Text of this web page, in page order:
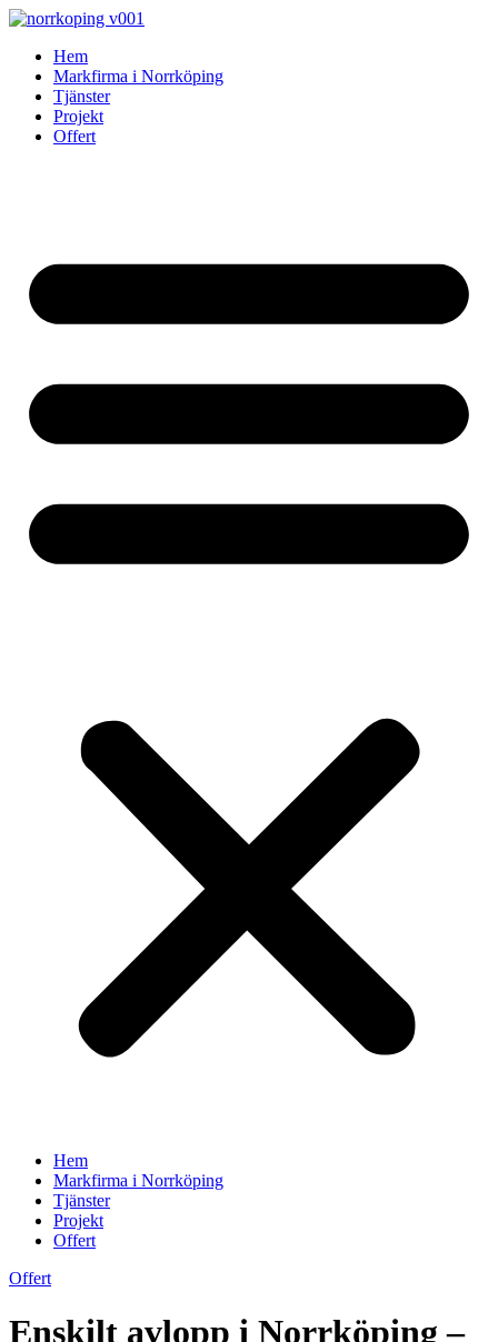
Skip
contentHem
Markfirma i Norrköping
Tjänster
Projekt
Offert
Hem
Markfirma i Norrköping
Tjänster
Projekt
Offert
Offert
Enskilt avlopp i Norrköping –